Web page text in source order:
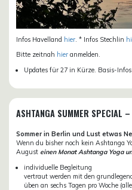
Infos Havelland hier . * Infos Stechlin
Bitte zeitnah hier anmelden.
Updates für 27 in Kürze. Basis-Infos
ASHTANGA SUMMER SPECIAL
Sommer in Berlin und Lust etwas
Wenn du bisher noch kein Ashtanga
August einen Monat Ashtanga Yoga
individuelle Begleitung
vertraut werden mit den
üben an sechs Tagen pro Woche